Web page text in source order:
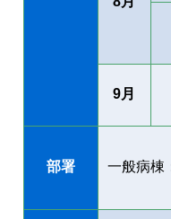
9月
部署 一般病棟